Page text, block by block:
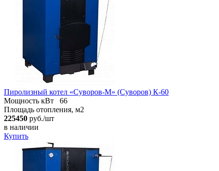
Пиролизный котел «Суворов-М» (Суворов) К-60
Мощность кВт
66
Площадь отопления, м2
225450 руб./шт
в наличии
Купить